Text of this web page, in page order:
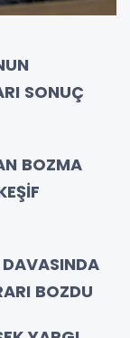
SONUÇ
BOZMA
BOZDU